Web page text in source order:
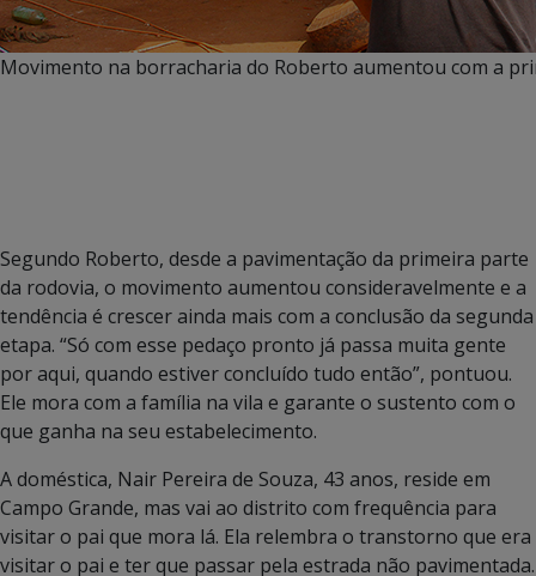
Movimento na borracharia do Roberto aumentou com a
Segundo Roberto, desde a pavimentação da primeira parte
da rodovia, o movimento aumentou consideravelmente e a
tendência é crescer ainda mais com a conclusão da segunda
etapa. “Só com esse pedaço pronto já passa muita gente
por aqui, quando estiver concluído tudo então”, pontuou.
Ele mora com a família na vila e garante o sustento com o
que ganha na seu estabelecimento.
A doméstica, Nair Pereira de Souza, 43 anos, reside em
Campo Grande, mas vai ao distrito com frequência para
visitar o pai que mora lá. Ela relembra o transtorno que era
visitar o pai e ter que passar pela estrada não pavimentada.